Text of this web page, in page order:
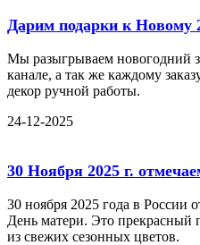
Дарим подарки к Новому
Мы разыгрываем новогодний
канале, а так же каждому
декор ручной работы.
24-12-2025
30 Ноября 2025 г.
30 ноября 2025 года в России
День матери. Это прекрасный
из свежих сезонных цветов.